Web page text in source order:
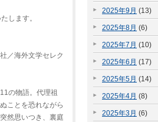
します。
／海外文学セレク
の物語。代理祖
ことを恐れながら
然思いつき、裏庭
2025年9月 (13)
2025年8月 (6)
2025年7月 (10)
2025年6月 (17)
2025年5月 (14)
2025年4月 (8)
2025年3月 (6)